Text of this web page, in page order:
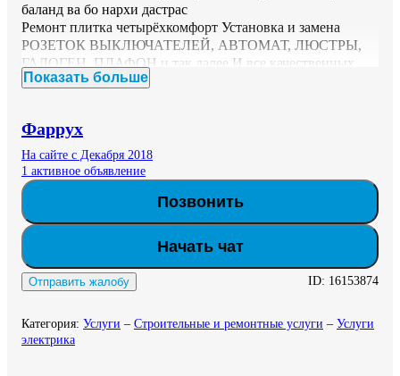
баланд ва бо нархи дастрас
Ремонт плитка четырёхкомфорт Установка и замена
РОЗЕТОК ВЫКЛЮЧАТЕЛЕЙ, АВТОМАТ, ЛЮСТРЫ,
ГАЛОГЕН, ПЛАФОН и так далее.И все качественных
электромонтажных работ к Вашим услугам.По
Показать больше
Фаррух
На сайте с Декабря 2018
1 активное объявление
Позвонить
Начать чат
Отправить жалобу ID: 16153874
Категория: Услуги – Строительные и ремонтные услуги – Услуги
электрика